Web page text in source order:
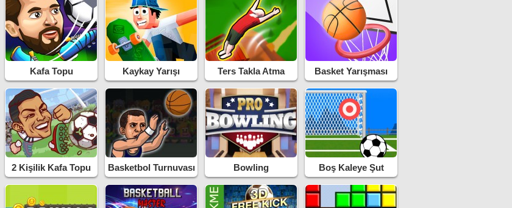
Kafa Topu Kaykay Yarışı
Ters Takla Atma
Parkuru
Basket Yarışması
2 Kişilik Kafa Topu Basketbol Turnuvası Bowling
Boş Kaleye Şut
Çekme